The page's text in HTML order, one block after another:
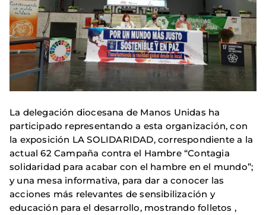
La delegación diocesana de Manos Unidas ha
participado representando a esta organización, con
la exposición LA SOLIDARIDAD, correspondiente a la
actual 62 Campaña contra el Hambre “Contagia
solidaridad para acabar con el hambre en el mundo”;
y una mesa informativa, para dar a conocer las
acciones más relevantes de sensibilización y
educación para el desarrollo, mostrando folletos ,